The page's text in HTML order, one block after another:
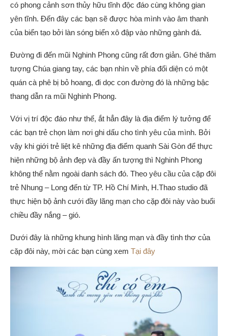
có phong cảnh sơn thủy hữu tĩnh độc đáo cùng không gian
yên tĩnh. Đến đây các bạn sẽ được hòa mình vào âm thanh
của biển tạo bởi làn sóng biển xô đập vào những gành đá.
Đường đi đến mũi Nghinh Phong cũng rất đơn giản. Ghé thăm
tượng Chúa giang tay, các bạn nhìn về phía đối diện có một
quán cà phê bị bỏ hoang, đi dọc con đường đó là những bậc
thang dẫn ra mũi Nghinh Phong.
Với vị trí độc đáo như thế, ắt hẳn đây là địa điểm lý tưởng để
các bạn trẻ chọn làm nơi ghi dấu cho tình yêu của mình. Bởi
vậy khi giới trẻ liệt kê những địa điểm quanh Sài Gòn để thực
hiện những bộ ảnh đẹp và đầy ấn tượng thì Nghinh Phong
không thể nằm ngoài danh sách đó. Theo yêu cầu của cặp đôi
trẻ Nhung – Long đến từ TP. Hồ Chí Minh, H.Thao studio đã
thực hiện bộ ảnh cưới đầy lãng mạn cho cặp đôi này vào buổi
chiều đầy nắng – gió.
Dưới đây là những khung hình lãng mạn và đầy tình thơ của
cặp đôi này, mời các bạn cùng xem Tại đây